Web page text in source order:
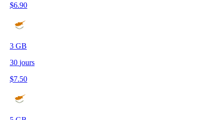
$6.90
3 GB
30 jours
$7.50